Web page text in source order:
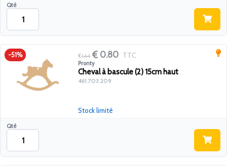
Qté
-51% 1.64 0.80 TTC
Pronty
Cheval à bascule (2) 15cm haut
461.703.209
Qté
Stock limité